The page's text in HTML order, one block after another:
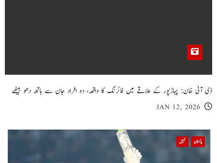
ڈی آئی خان: پہاڑپور کے علاقے میں فائرنگ کا واقعہ، دو افراد جان سے ہاتھ دھو بیٹھے
JAN 12, 2026
پاکستان کھیل